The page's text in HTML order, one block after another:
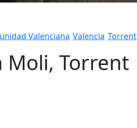
Valenciana Valencia Torrent
Moli, Torrent